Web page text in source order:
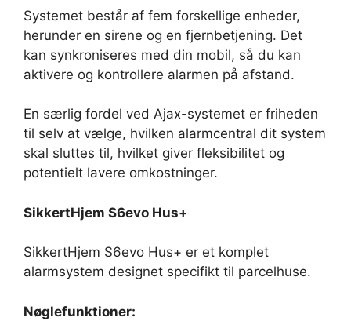
Systemet består af fem forskellige enheder,
herunder en sirene og en fjernbetjening. Det
kan synkroniseres med din mobil, så du kan
aktivere og kontrollere alarmen på afstand.
En særlig fordel ved Ajax-systemet er friheden
til selv at vælge, hvilken alarmcentral dit system
skal sluttes til, hvilket giver fleksibilitet og
potentielt lavere omkostninger.
SikkertHjem S6evo Hus+
SikkertHjem S6evo Hus+ er et komplet
alarmsystem designet specifikt til parcelhuse.
Nøglefunktioner: